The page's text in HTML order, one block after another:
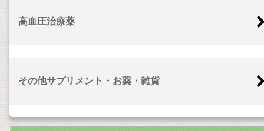
高血圧治療薬
その他サプリメント・お薬・雑貨